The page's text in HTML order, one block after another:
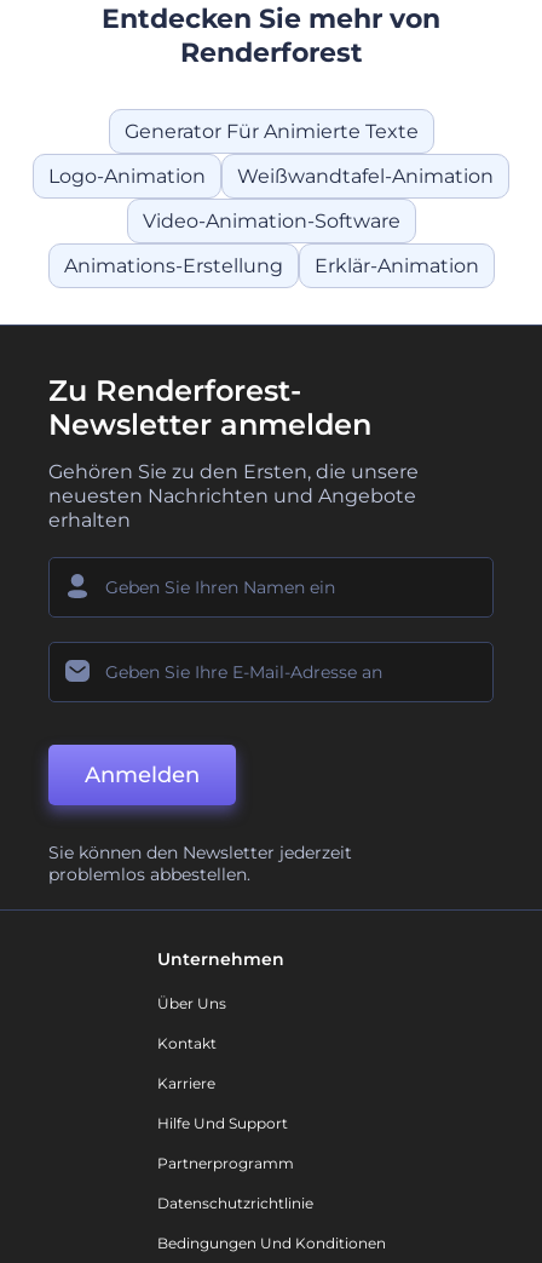
Entdecken Sie mehr von
Renderforest
Generator Für Animierte Texte
Logo-Animation
Weißwandtafel-Animation
Video-Animation-Software
Animations-Erstellung
Erklär-Animation
Zu Renderforest-
Newsletter anmelden
Gehören Sie zu den Ersten, die unsere
neuesten Nachrichten und Angebote
erhalten
Anmelden
Sie können den Newsletter jederzeit
problemlos abbestellen.
Unternehmen
Über Uns
Kontakt
Karriere
Hilfe Und Support
Partnerprogramm
Datenschutzrichtlinie
Bedingungen Und Konditionen